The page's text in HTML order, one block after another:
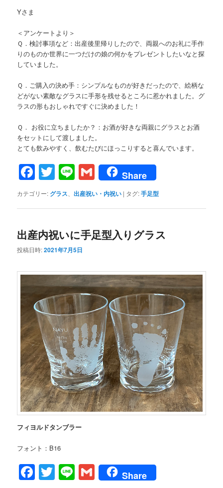
Yさま
＜アンケートより＞
Ｑ．検討事項など：出産後里帰りしたので、両親へのお礼に手作
りのものか世界に一つだけの娘の何かをプレゼントしたいなと探
していました。
Ｑ．ご購入の決め手：シンプルなものが好きだったので、絵柄な
どがない素敵なグラスに手形を残せるところに惹かれました。グ
ラスの形もおしゃれですぐに決めました！
Ｑ． お役に立ちましたか？：お酒が好きな両親にグラスとお酒
をセットにして渡しました。
とても飲みやすく、飲むたびにほっこりすると喜んでいます。
Facebook
Twitter
LineGmail
Share
カテゴリー: グラス 、出産祝い・内祝い | タグ:手足型
出産内祝いに手足型入りグラス
投稿日時:2021年7月5日
フィヨルドタンブラー
フォント：B16
Facebook
Twitter
LineGmail
Share